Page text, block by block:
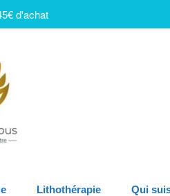
Lithothérapie Qui
d'achat